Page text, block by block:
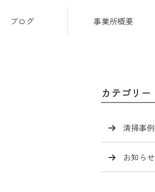
ブログ 事業所概要
カテゴリー
清掃事例
お知らせ